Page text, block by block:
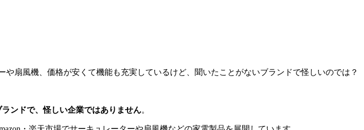
扇風機、価格が安くて機能も充実しているけど、聞いたことがないブランドで怪しいのでは？
ンドで、怪しい企業ではありません。